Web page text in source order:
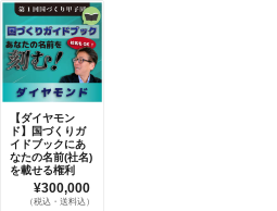
【ダイヤモン
ド】国づくりガ
イドブックにあ
なたの名前(社名)
を載せる権利
¥300,000
（税込・送料込）